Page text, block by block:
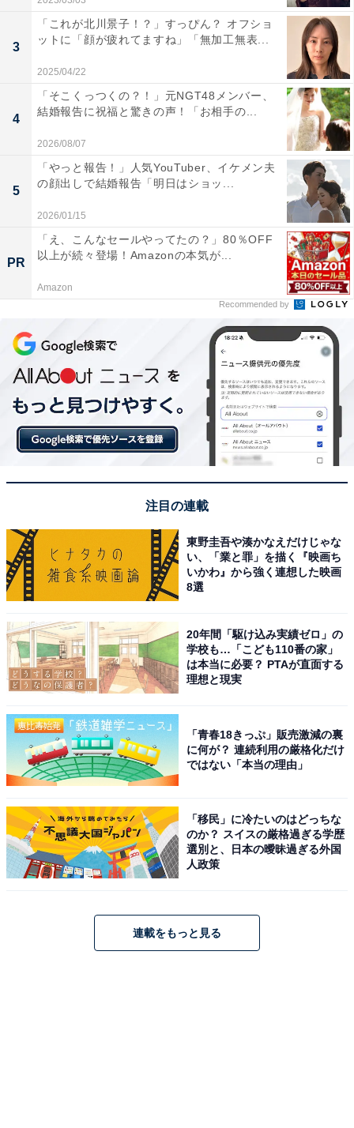
3
「これが北川景子！？」すっぴん？ オフショ
ットに「顔が疲れてますね」「無加工無表...
2025/04/22
4
「そこくっつくの？！」元NGT48メンバー、
結婚報告に祝福と驚きの声！「お相手の...
2026/08/07
5
「やっと報告！」人気YouTuber、イケメン夫
の顔出しで結婚報告「明日はショッ...
2026/01/15
PR
「え、こんなセールやってたの？」80％OFF
以上が続々登場！Amazonの本気が...
Amazon
Recommended by
注目の連載
東野圭吾や湊かなえだけじゃな
い、「業と罪」を描く『映画ち
いかわ』から強く連想した映画
8選
20年間「駆け込み実績ゼロ」の
学校も…「こども110番の家」
は本当に必要？ PTAが直面する
理想と現実
「青春18きっぷ」販売激減の裏
に何が？ 連続利用の厳格化だけ
ではない「本当の理由」
「移民」に冷たいのはどっちな
のか？ スイスの厳格過ぎる学歴
選別と、日本の曖昧過ぎる外国
人政策
連載をもっと見る